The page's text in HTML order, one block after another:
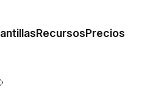
RecursosPrecios